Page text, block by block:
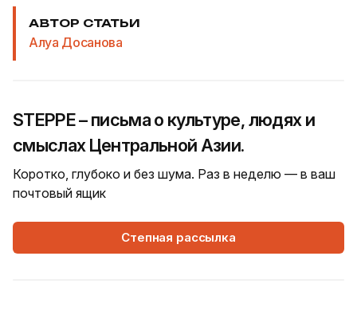
АВТОР СТАТЬИ
Алуа Досанова
STEPPE – письма о культуре, людях и
смыслах Центральной Азии.
Коротко, глубоко и без шума. Раз в неделю — в ваш
почтовый ящик
Степная рассылка